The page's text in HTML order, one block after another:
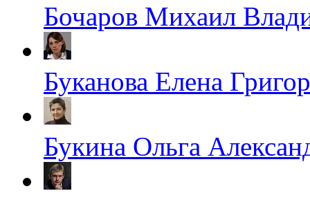
Бочаров Михаил
Буканова Елена
Букина Ольга